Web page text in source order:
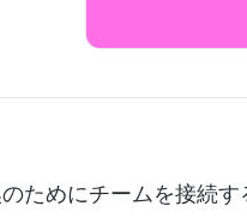
ためにチームを接続す